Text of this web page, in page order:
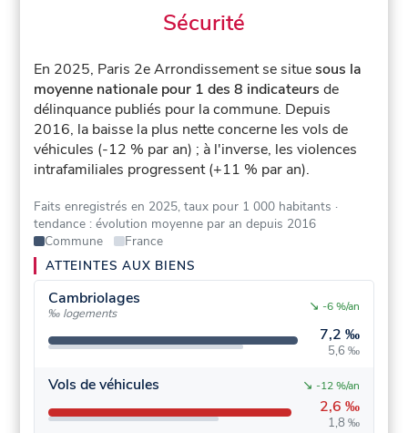
Sécurité
En 2025, Paris 2e Arrondissement se situesous la
moyenne nationale pour 1 des 8 indicateurs de
délinquance publiés pour la commune. Depuis
2016, la baisse la plus nette concerne les vols de
véhicules (-12 % par an) ; à l'inverse, les violences
intrafamiliales progressent (+11 % par an).
Faits enregistrés en 2025, taux pour 1 000 habitants ·
tendance : évolution moyenne par an depuis 2016
Commune
France
ATTEINTES AUX BIENS
Cambriolages
‰ logements
7,2 ‰
5,6 ‰
↘ -6 %/an
Vols de véhicules
2,6 ‰
1,8 ‰
↘ -12 %/an